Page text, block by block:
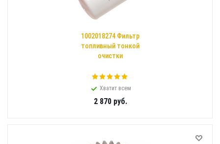
1002018274 Фильтр
топливный тонкой
очистки
Хватит всем
2 870руб.